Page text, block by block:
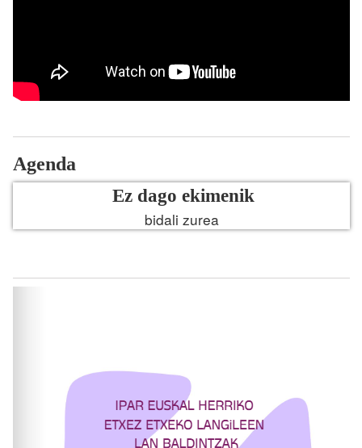
Agenda
Ez dago ekimenik
bidali zurea